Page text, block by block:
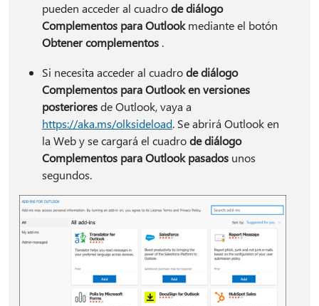
pueden acceder al cuadrode diálogo
Complementos para Outlookmediante el botón
Obtener complementos.
Si necesita acceder al cuadrode diálogo
Complementos para Outlook en versiones
posterioresde Outlook, vaya a
https://aka.ms/olksideload. Se abrirá Outlook en
la Web y se cargará el cuadrode diálogo
Complementos para Outlook pasadosunos
segundos.